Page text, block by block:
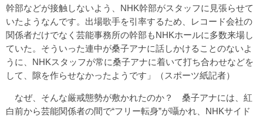
幹部などが接触しないよう、NHK幹部がスタッフに見張らせて
いたようなんです。出場歌手を引率するため、レコード会社の
関係者だけでなく芸能事務所の幹部もNHKホールに多数来場し
ていた。そういった連中が桑子アナに話しかけることのないよ
うに、NHKスタッフが常に桑子アナに着いて打ち合わせなどを
して、隙を作らせなかったようです」（スポーツ紙記者）
なぜ、そんな厳戒態勢が敷かれたのか？ 桑子アナには、紅
白前から芸能関係者の間で“フリー転身”が囁かれ、NHKサイド